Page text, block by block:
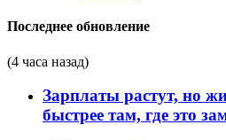
Последнее обновление
(4 часа назад)
Зарплаты растут, но
быстрее там, где это